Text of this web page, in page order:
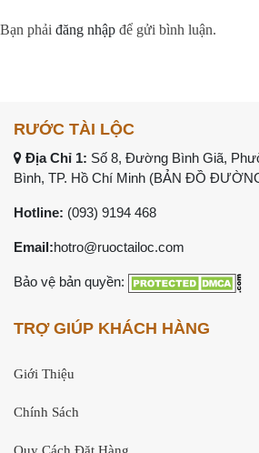
Bạn phải đăng nhập để gửi bình luận.
RƯỚC TÀI LỘC
Địa Chỉ 1: Số 8, Đường Bình Giã,
Bình, TP. Hồ Chí Minh (BẢN ĐỒ
Hotline: (093) 9194 468
Email:hotro@ruoctailoc.com
Bảo vệ bản quyền:
TRỢ GIÚP KHÁCH HÀNG
Giới Thiệu
Chính Sách